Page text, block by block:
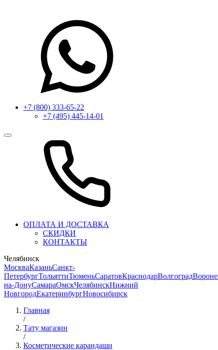
+7 (800) 333-65-22
+7 (495) 445-14-01
ОПЛАТА И ДОСТАВКА
СКИДКИ
КОНТАКТЫ
Челябинск
МоскваКазаньСанкт-
ПетербургТольяттиТюменьСаратовКраснодарВолгоград
на-ДонуСамараОмскЧелябинскНижний
НовгородЕкатеринбургНовосибирск
Главная
/
Тату магазин
/
Косметические карандаши